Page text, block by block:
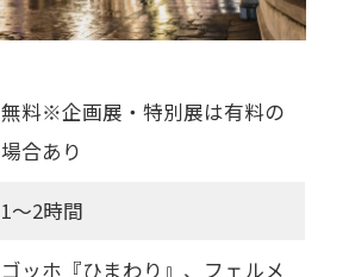
無料※企画展・特別展は有料の
場合あり
1〜2時間
ゴッホ『ひまわり』、フェルメ